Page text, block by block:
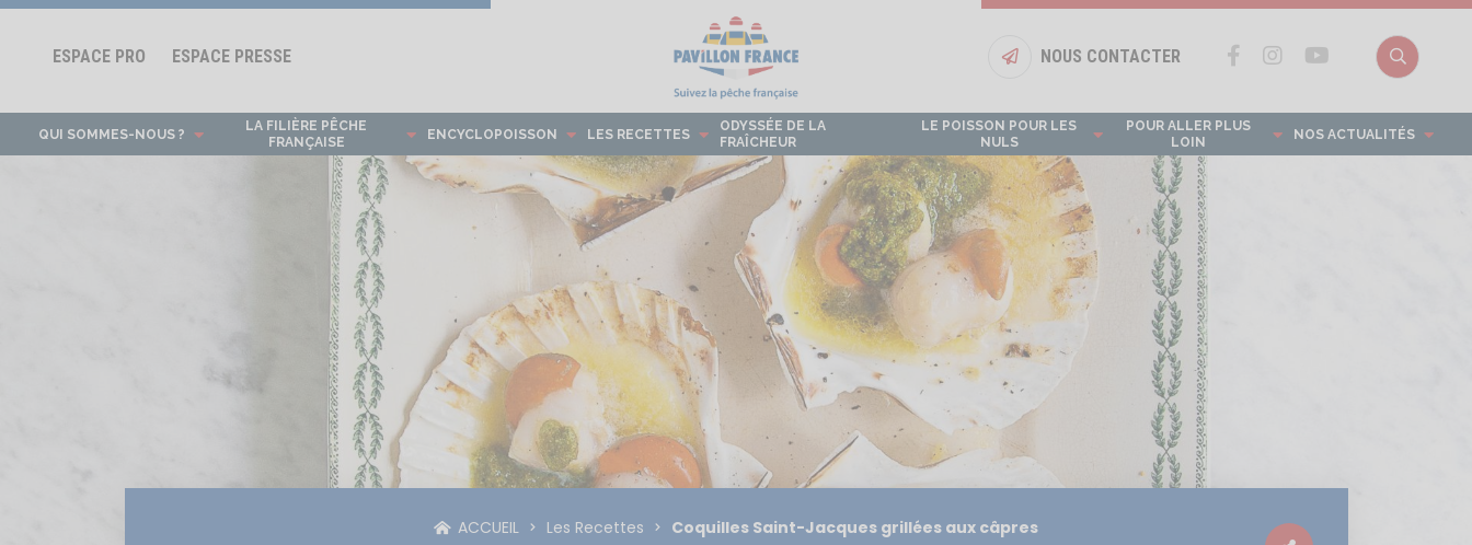
ESPACE PRO ESPACE PRESSE Bouton nous contacter
NOUS CONTACTER
QUI SOMMES-NOUS ?
LA FILIÈRE PÊCHE
FRANÇAISE
ENCYCLOPOISSON LES RECETTES
ODYSSÉE DE LA
FRAÎCHEUR
LE POISSON POUR LES
NULS
POUR ALLER PLUS
LOIN
NOS ACTUALITÉS
ACCUEIL Les Recettes Coquilles Saint-Jacques grillées aux câpres